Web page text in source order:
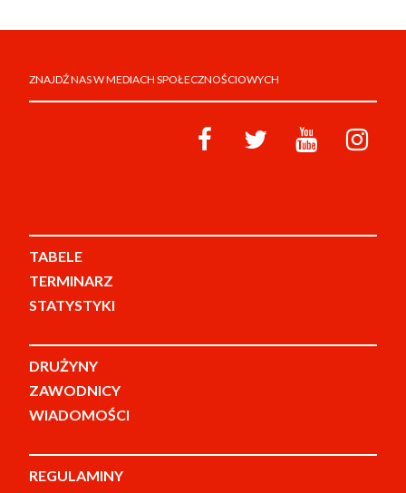
ZNAJDŹ NAS W MEDIACH SPOŁECZNOŚCIOWYCH
TABELE
TERMINARZ
STATYSTYKI
DRUŻYNY
ZAWODNICY
WIADOMOŚCI
REGULAMINY